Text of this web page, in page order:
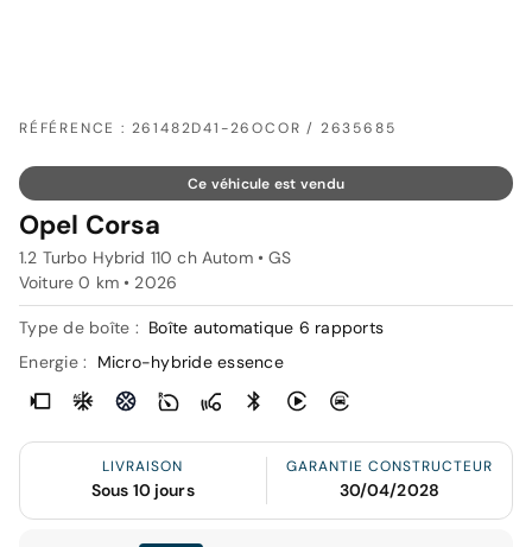
RÉFÉRENCE : 261482D41-26OCOR / 2635685
Ce véhicule est vendu
Opel Corsa
1.2 Turbo Hybrid 110 ch Autom • GS
Voiture 0 km • 2026
Type de boîte : Boîte automatique 6 rapports
Energie :
Micro-hybride essence
LIVRAISON
Sous 10 jours
GARANTIE CONSTRUCTEUR
30/04/2028